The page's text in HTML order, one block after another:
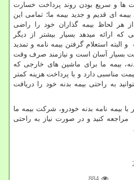
ها و سریع بودن روند پرداخت خسارت
ای قدیم و جدید بیمه ما؛ تمامی این
از هر لحاظ بیمه گذاران خود را راضی
که ارائه میدهد بسیار بیشتر از دیگر
استعلام گرفتن بیمه نامه و تمدید
بسیار آسان است و نیازمند صرف وقت
بیمه ما برای ماشین های خارجی که
مناسبی دارد و با پرداخت هزینه کمتر
به راحتی بیمه بدنه خود را دریافت
با بیمه نامه بدنه خودرو، شرکت بیمه ما
کنید و در صورت نیاز به راحتی